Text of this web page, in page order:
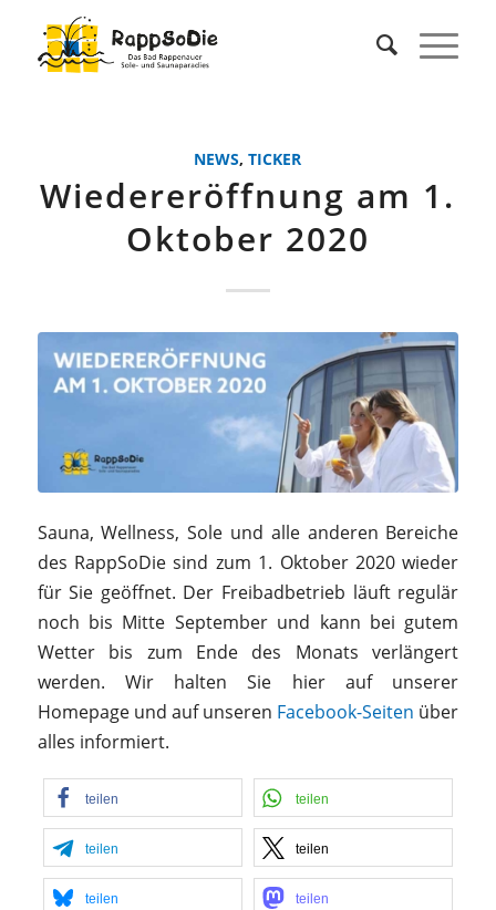
NEWS,TICKER
Wiedereröffnung am 1.
Oktober 2020
Sauna, Wellness, Sole und alle anderen Bereiche
des RappSoDie sind zum 1. Oktober 2020 wieder
für Sie geöffnet. Der Freibadbetrieb läuft regulär
noch bis Mitte September und kann bei gutem
Wetter bis zum Ende des Monats verlängert
werden. Wir halten Sie hier auf unserer
Homepage und auf unseren Facebook-Seiten über
alles informiert.
teilen teilen
teilen teilen
teilen teilen